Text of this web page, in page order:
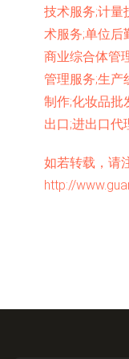
技术服务;计量
术服务;单位后
商业综合体管
管理服务;生产
制作;化妆品批
出口;进出口代
如若转载，请
http://